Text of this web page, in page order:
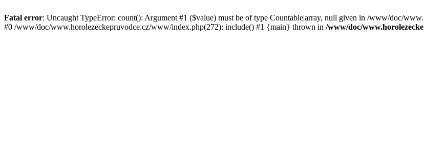
Fatal error: Uncaught TypeError: count(): Argument #1 ($value) must be of type Countable|array, null given in /www/doc/
#0 /www/doc/www.horolezeckepruvodce.cz/www/index.php(272): include() #1 {main} thrown in /www/doc/